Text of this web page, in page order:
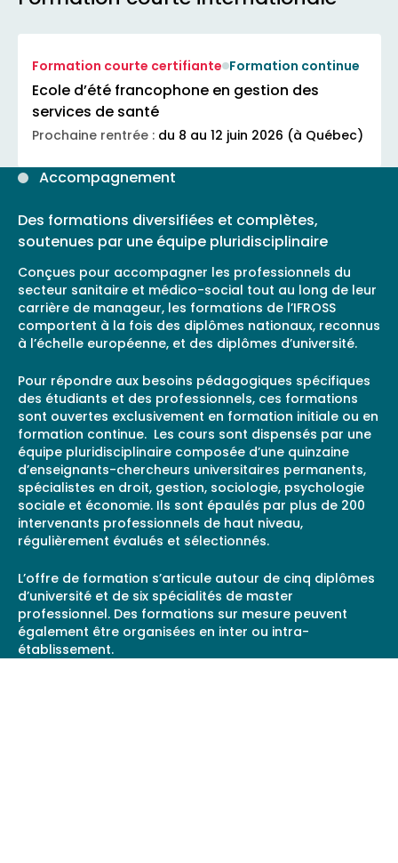
Formation courte certifiante Formation continue
Ecole d’été francophone en gestion des
services de santé
Prochaine rentrée : du 8 au 12 juin 2026 (à Québec)
Accompagnement
Des formations diversifiées et complètes,
soutenues par une équipe pluridisciplinaire
Conçues pour accompagner les professionnels du
secteur sanitaire et médico-social tout au long de leur
carrière de manageur, les formations de l’IFROSS
comportent à la fois des diplômes nationaux, reconnus
à l’échelle européenne, et des diplômes d’université.
Pour répondre aux besoins pédagogiques spécifiques
des étudiants et des professionnels, ces formations
sont ouvertes exclusivement en formation initiale ou en
formation continue. Les cours sont dispensés par une
équipe pluridisciplinaire composée d’une quinzaine
d’enseignants-chercheurs universitaires permanents,
spécialistes en droit, gestion, sociologie, psychologie
sociale et économie. Ils sont épaulés par plus de 200
intervenants professionnels de haut niveau,
régulièrement évalués et sélectionnés.
L’offre de formation s’articule autour de cinq diplômes
d’université et de six spécialités de master
professionnel. Des formations sur mesure peuvent
également être organisées en inter ou intra-
établissement.